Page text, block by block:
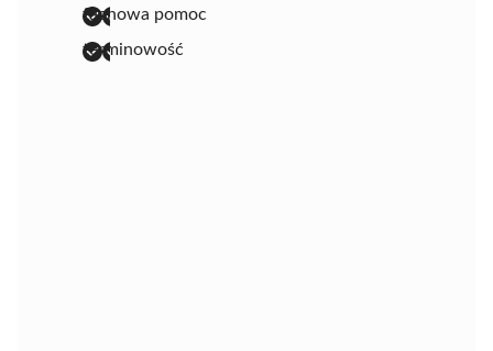
fachowa pomoc
terminowość